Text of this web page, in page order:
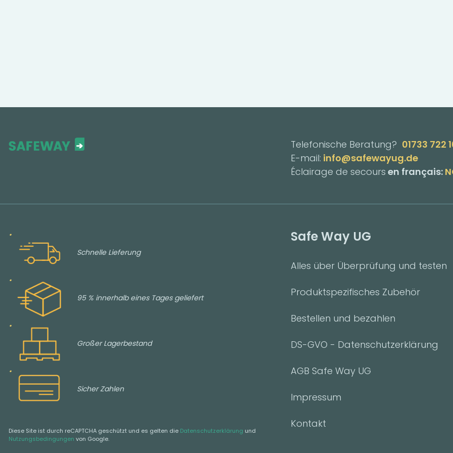
Telefonische Beratung? 01733 722
E-mail: info@safewayug.de
Éclairage de secours en français:
Schnelle Lieferung
95 % innerhalb eines Tages geliefert
Großer Lagerbestand
Sicher Zahlen
Diese Site ist durch reCAPTCHA geschützt und es gelten die Datenschutzerklärung und
Nutzungsbedingungen von Google.
Safe Way UG
Alles über Überprüfung und testen
Produktspezifisches Zubehör
Bestellen und bezahlen
DS-GVO - Datenschutzerklärung
AGB Safe Way UG
Impressum
Kontakt